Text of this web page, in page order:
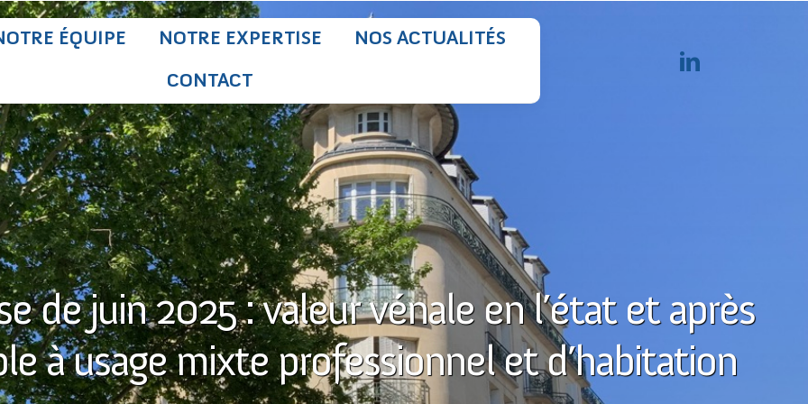
ÉQUIPE NOTRE EXPERTISE
NOS ACTUALITÉS
CONTACT
de juin 2025 : valeur vénale en l’état et après
à usage mixte professionnel et d’habitation